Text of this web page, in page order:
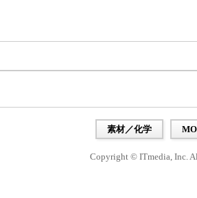
素材／化学
Copyright © ITmedia, Inc.